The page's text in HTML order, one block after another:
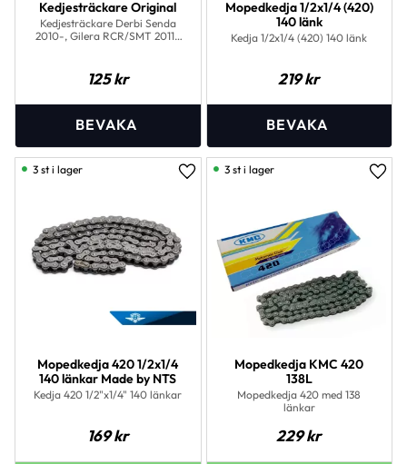
Kedjesträckare Original
Kedjesträckare Derbi Senda
2010-, Gilera RCR/SMT 2011-
125kr
Mopedkedja 1/2x1/4 (420)
140 länk
Kedja 1/2x1/4 (420) 140 länk
219kr
Mopedkedja 420 1/2x1/4
140 länkar Made by NTS
Kedja 420 1/2"x1/4" 140 länkar
169kr
Lägg till i favoriter
3 st i lager
Mopedkedja KMC 420
138L
Mopedkedja 420 med 138
länkar
229kr
3 st i lager